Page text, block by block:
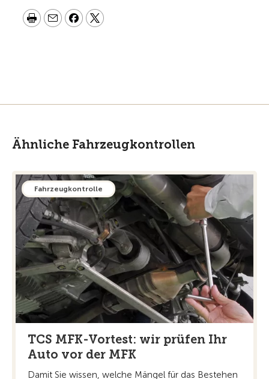
Ähnliche Fahrzeugkontrollen
Fahrzeugkontrolle
TCS MFK-Vortest: wir prüfen Ihr
Auto vor der MFK
Damit Sie wissen, welche Mängel für das Bestehen